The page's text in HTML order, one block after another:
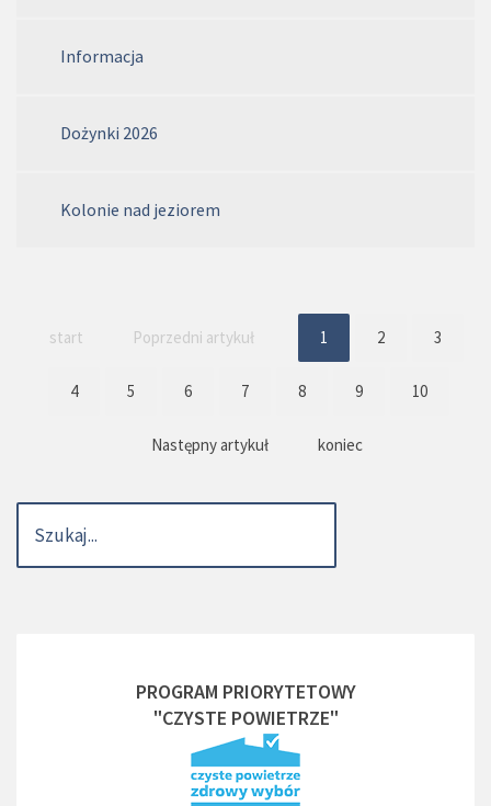
Informacja
Dożynki 2026
Kolonie nad jeziorem
start Poprzedni artykuł 1 2 3
4 5 6 7 8 9 10
Następny artykuł koniec
PROGRAM PRIORYTETOWY
"CZYSTE POWIETRZE"